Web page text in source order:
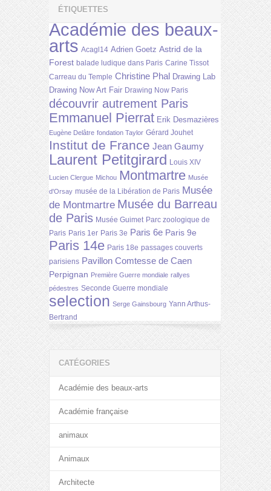
ÉTIQUETTES
Académie des beaux-
arts Acagl14 Adrien Goetz Astrid de la
Forest balade ludique dans Paris Carine Tissot
Carreau du Temple Christine Phal Drawing Lab
Drawing Now Art Fair Drawing Now Paris
découvrir autrement Paris
Emmanuel Pierrat Erik Desmazières
Eugène Delâtre fondation Taylor Gérard Jouhet
Institut de France Jean Gaumy
Laurent Petitgirard Louis XIV
Lucien Clergue Michou Montmartre Musée
d'Orsay musée de la Libération de Paris Musée
de Montmartre Musée du Barreau
de Paris Musée Guimet Parc zoologique de
Paris Paris 1er Paris 3e Paris 6e Paris 9e
Paris 14e Paris 18e passages couverts
parisiens Pavillon Comtesse de Caen
Perpignan Première Guerre mondiale rallyes
pédestres Seconde Guerre mondiale
selection Serge Gainsbourg Yann Arthus-
Bertrand
CATÉGORIES
Académie des beaux-arts
Académie française
animaux
Animaux
Architecte